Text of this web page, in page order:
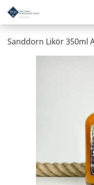
Sanddorn Likör 350ml